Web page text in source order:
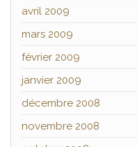
avril 2009
mars 2009
février 2009
janvier 2009
décembre 2008
novembre 2008